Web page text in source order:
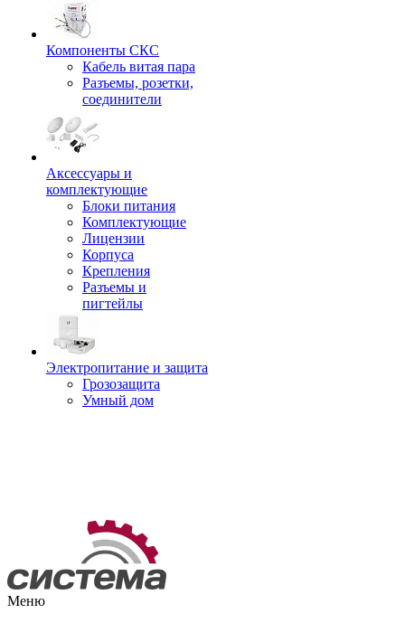
Компоненты СКС
Кабель витая пара
Разъемы, розетки,
соединители
Аксессуары и
комплектующие
Блоки питания
Комплектующие
Лицензии
Корпуса
Крепления
Разъемы и
пигтейлы
Электропитание и защита
Грозозащита
Умный дом
Меню